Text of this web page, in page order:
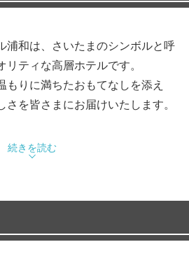
浦和は、さいたまのシンボルと呼
ティな高層ホテルです。
もりに満ちたおもてなしを添え
を皆さまにお届けいたします。
続きを読む